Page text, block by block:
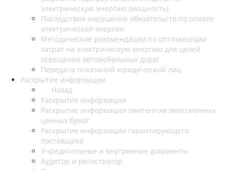
электрическую энергию (мощность)
Последствия нарушения обязательств по оплате
электрической энергии
Методические рекомендации по оптимизации
затрат на электрическую энергию для целей
освещения автомобильных дорог
Передача показаний юридический лиц
Раскрытие информации
Назад
Раскрытие информации
Раскрытие информации эмитентом эмиссионных
ценных бумаг
Раскрытие информации гарантирующего
поставщика
Учредительные и внутренние документы
Аудитор и регистратор